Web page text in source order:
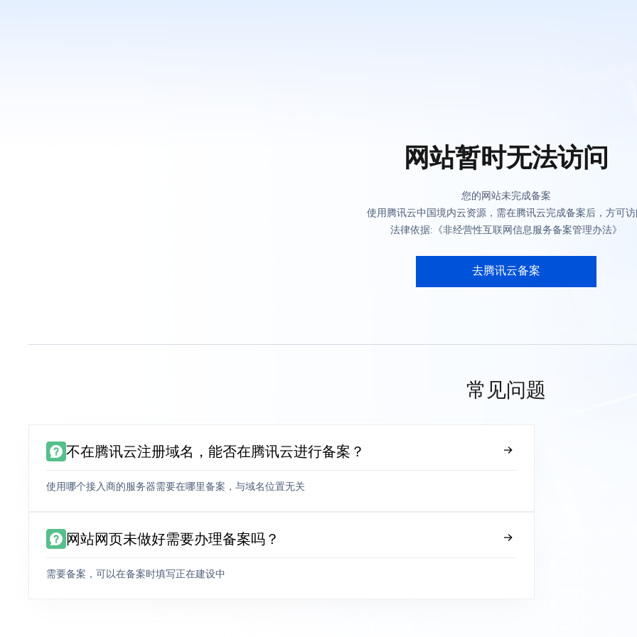
网站暂时无法访问
您的网站未完成备案
使用腾讯云中国境内云资源，需在腾讯云完成备案后，方可
法律依据:《非经营性互联网信息服务备案管理办法》
去腾讯云备案
常见问题
不在腾讯云注册域名，能否在腾讯云进行备案？
使用哪个接入商的服务器需要在哪里备案，与域名位置无关
网站网页未做好需要办理备案吗？
需要备案，可以在备案时填写正在建设中